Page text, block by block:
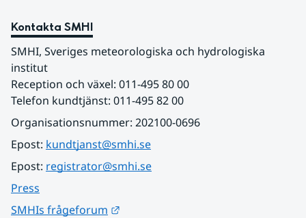
Kontakta SMHI
SMHI, Sveriges meteorologiska och hydrologiska
institut
Reception och växel: 011-495 80 00
Telefon kundtjänst: 011-495 82 00
Organisationsnummer: 202100-0696
Epost: kundtjanst@smhi.se
Epost: registrator@smhi.se
Press
SMHIs frågeforum